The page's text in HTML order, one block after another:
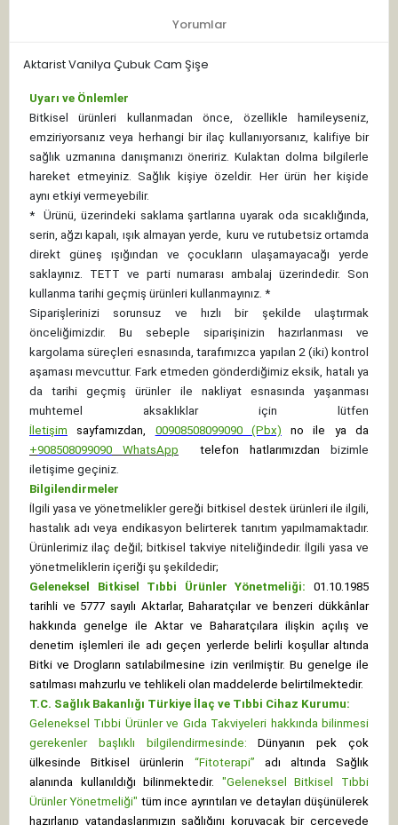
Yorumlar
Aktarist Vanilya Çubuk Cam Şişe
Uyarı ve Önlemler
Bitkisel ürünleri kullanmadan önce, özellikle hamileyseniz,
emziriyorsanız veya herhangi bir ilaç kullanıyorsanız, kalifiye bir
sağlık uzmanına danışmanızı öneririz. Kulaktan dolma bilgilerle
hareket etmeyiniz. Sağlık kişiye özeldir. Her ürün her kişide
aynı etkiyi vermeyebilir.
*
Ürünü, üzerindeki saklama şartlarına uyarak oda sıcaklığında,
serin, ağzı kapalı, ışık almayan yerde, kuru ve rutubetsiz ortamda
direkt güneş ışığından ve çocukların ulaşamayacağı yerde
saklayınız. TETT ve parti numarası ambalaj üzerindedir. Son
kullanma tarihi geçmiş ürünleri kullanmayınız. *
Siparişlerinizi sorunsuz ve hızlı bir şekilde ulaştırmak
önceliğimizdir. Bu sebeple siparişinizin hazırlanması ve
kargolama süreçleri esnasında, tarafımızca yapılan 2 (iki) kontrol
aşaması mevcuttur. Fark etmeden gönderdiğimiz eksik, hatalı ya
da tarihi geçmiş ürünler ile nakliyat esnasında yaşanması
muhtemel aksaklıklar için lütfen
İletişim
sayfamızdan, 00908508099090 (Pbx) no ile ya da
+908508099090 WhatsApp telefon hatlarımızdan bizimle
iletişime geçiniz.
Bilgilendirmeler
İlgili yasa ve yönetmelikler gereği bitkisel destek ürünleri ile ilgili,
hastalık adı veya endikasyon belirterek tanıtım yapılmamaktadır.
Ürünlerimiz ilaç değil; bitkisel takviye niteliğindedir. İlgili yasa ve
yönetmeliklerin içeriği şu şekildedir;
Geleneksel Bitkisel Tıbbi Ürünler Yönetmeliği: 01.10.1985
tarihli ve 5777 sayılı Aktarlar, Baharatçılar ve benzeri dükkânlar
hakkında genelge ile Aktar ve Baharatçılara ilişkin açılış ve
denetim işlemleri ile adı geçen yerlerde belirli koşullar altında
Bitki ve Drogların satılabilmesine izin verilmiştir. Bu genelge ile
satılması mahzurlu ve tehlikeli olan maddelerde belirtilmektedir.
T.C. Sağlık Bakanlığı Türkiye İlaç ve Tıbbi Cihaz Kurumu:
Geleneksel Tıbbi Ürünler ve Gıda Takviyeleri hakkında bilinmesi
gerekenler başlıklı bilgilendirmesinde:
Dünyanın pek çok
ülkesinde Bitkisel ürünlerin “Fitoterapi” adı altında Sağlık
alanında kullanıldığı bilinmektedir. "Geleneksel Bitkisel Tıbbi
Ürünler Yönetmeliği" tüm ince ayrıntıları ve detayları düşünülerek
hazırlanıp vatandaşlarımızın sağlığını koruyacak bir çerçevede